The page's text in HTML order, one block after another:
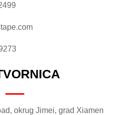
okrug Jimei, grad Xiamen